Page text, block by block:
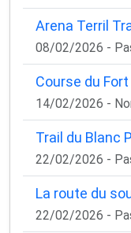
Arena Terril
08/02/2026 -
Course du
14/02/2026 -
Trail du Blanc
22/02/2026 -
La route du
22/02/2026 -